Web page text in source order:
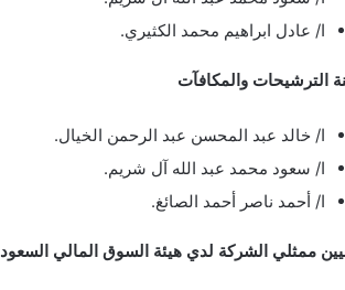
ا/ عادل ابراهيم محمد الكثيري.
الترشيحات والمكافآت
ا/ خالد عبد المحسن عبد الرحمن الخيال.
ا/ سعود محمد عبد الله آل شريم.
ا/ أحمد ناصر أحمد الصائغ.
ممثلي الشركة لدي هيئة السوق المالي